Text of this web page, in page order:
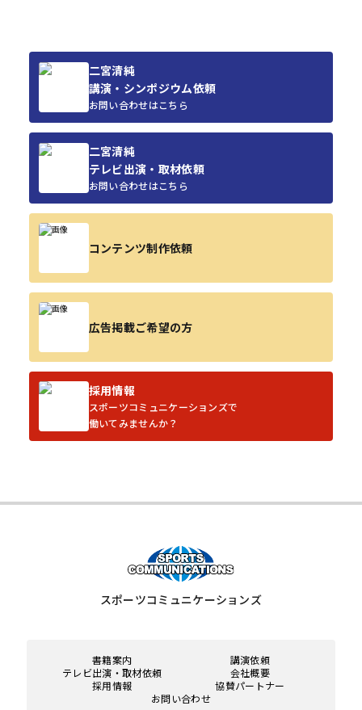
二宮清純
講演・シンポジウム依頼
お問い合わせはこちら
二宮清純
テレビ出演・取材依頼
お問い合わせはこちら
コンテンツ制作依頼
広告掲載ご希望の方
採用情報
スポーツコミュニケーションズで
働いてみませんか？
スポーツコミュニケーションズ
書籍案内
講演依頼
テレビ出演・取材依頼
会社概要
採用情報
協賛パートナー
お問い合わせ